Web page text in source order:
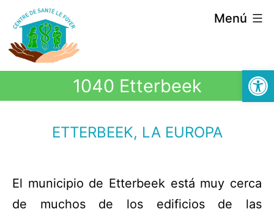
Abrir
Menú
1040 Etterbeek
ETTERBEEK, LA EUROPA
El municipio de Etterbeek está muy cerca
de muchos de los edificios de las